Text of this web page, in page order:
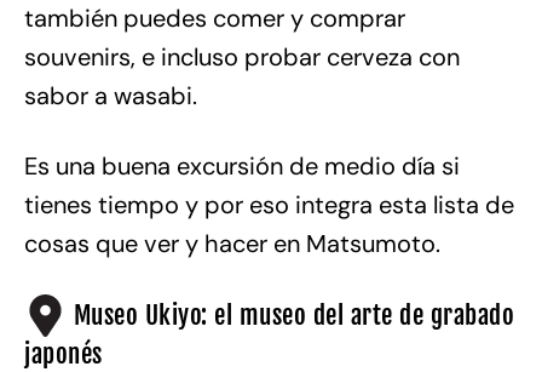
también puedes comer y comprar
souvenirs, e incluso probar cerveza con
sabor a wasabi.
Es una buena excursión de medio día si
tienes tiempo y por eso integra esta lista de
cosas que ver y hacer en Matsumoto.
Museo Ukiyo: el museo del arte de grabado
japonés